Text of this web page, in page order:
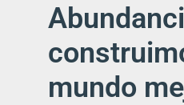
mundo